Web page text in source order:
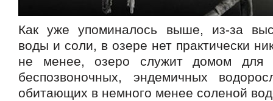
Как уже упоминалось выше, из-за
воды и соли, в озере нет практически
не менее, озеро служит домом для
беспозвоночных, эндемичных
обитающих в немного менее соленой